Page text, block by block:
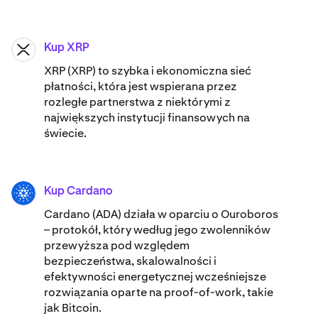
XRP Kup XRP
XRP (XRP) to szybka i ekonomiczna sieć
płatności, która jest wspierana przez
rozległe partnerstwa z niektórymi z
największych instytucji finansowych na
świecie.
ADA Kup Cardano
Cardano (ADA) ​​działa w oparciu o Ouroboros
– protokół, który według jego zwolenników
przewyższa pod względem
bezpieczeństwa, skalowalności i
efektywności energetycznej wcześniejsze
rozwiązania oparte na proof-of-work, takie
jak Bitcoin.